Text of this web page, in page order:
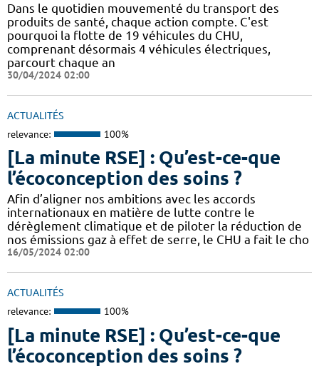
Dans le quotidien mouvementé du transport des
produits de santé, chaque action compte. C'est
pourquoi la flotte de 19 véhicules du CHU,
comprenant désormais 4 véhicules électriques,
parcourt chaque an
30/04/2024 02:00
ACTUALITÉS
relevance: 100%
[La minute RSE] : Qu’est-ce-que
l’écoconception des soins ?
Afin d’aligner nos ambitions avec les accords
internationaux en matière de lutte contre le
dérèglement climatique et de piloter la réduction de
nos émissions gaz à effet de serre, le CHU a fait le cho
16/05/2024 02:00
ACTUALITÉS
relevance: 100%
[La minute RSE] : Qu’est-ce-que
l’écoconception des soins ?